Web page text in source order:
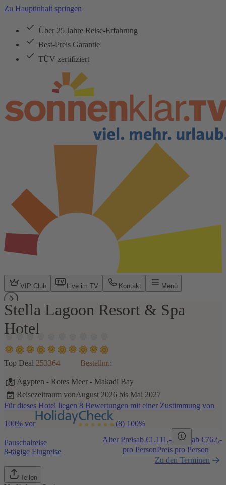
Zu Hauptinhalt springen
Über 25 Jahre Reise-Erfahrung
Best-Preis Garantie
TÜV zertifiziert
VIP Club Live im TV Kontakt Menü
Stella Lagoon Resort & Spa
Hotel
Top Deal 253364 Bestellnr.:
Ägypten - Rotes Meer - Makadi Bay
Reisezeitraum vonAugust 2026 bis Mai 2027
Für dieses Hotel liegen 8 Bewertungen mit einer Zustimmung von
100% vor (8) 100%
Pauschalreise
8-tägige Flugreise
Alter Preisab €1.111,- ab €762,-
pro PersonPreis pro Person
Zu den Terminen
Teilen